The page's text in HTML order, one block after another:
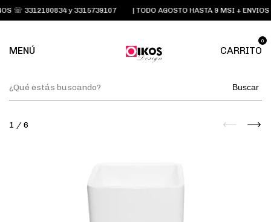
☏ 3312180834 y 3315739107 | TODO AGOSTO HASTA 9 MSI + ENVIOS
MENÚ CARRITO
0
Buscar
1 / 6